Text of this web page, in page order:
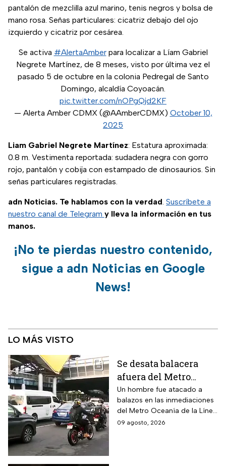
pantalón de mezclilla azul marino, tenis negros y bolsa de
mano rosa. Señas particulares: cicatriz debajo del ojo
izquierdo y cicatriz por cesárea.
Se activa #AlertaAmberpara localizar a Líam Gabriel
Negrete Martínez, de 8 meses, visto por última vez el
pasado 5 de octubre en la colonia Pedregal de Santo
Domingo, alcaldía Coyoacán.
pic.twitter.com/nOPgQjd2KF
— Alerta Amber CDMX (@AAmberCDMX) October 10,
2025
Liam Gabriel Negrete Martínez: Estatura aproximada:
0.8 m. Vestimenta reportada: sudadera negra con gorro
rojo, pantalón y cobija con estampado de dinosaurios. Sin
señas particulares registradas.
adn Noticias. Te hablamos con la verdad. Suscríbete a
nuestro canal de Telegram y lleva la información en tus
manos.
¡No te pierdas nuestro contenido,
sigue a adn Noticias en Google
News!
LO MÁS VISTO
Se desata balacera
afuera del Metro
Oceanía en la CDMX;
hay heridos
Un hombre fue atacado a
balazos en las inmediaciones
del Metro Oceanía de la Línea
B del Metro CDMX.
09 agosto, 2026